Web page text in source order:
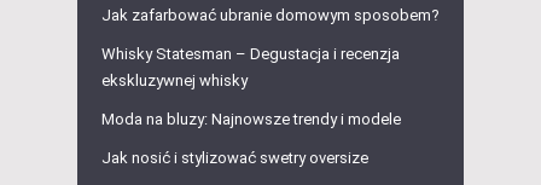
Jak zafarbować ubranie domowym sposobem?
Whisky Statesman – Degustacja i recenzja
ekskluzywnej whisky
Moda na bluzy: Najnowsze trendy i modele
Jak nosić i stylizować swetry oversize